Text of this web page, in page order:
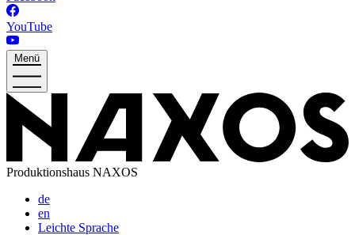
YouTube
Menü
Produktionshaus NAXOS
de
en
Leichte Sprache